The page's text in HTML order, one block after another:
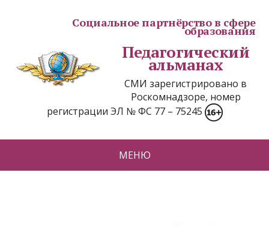
Социальное партнёрство в сфере
образования
Педагогический
альманах
СМИ зарегистрировано в
Роскомнадзоре, номер
регистрации ЭЛ № ФС 77 – 75245
МЕНЮ